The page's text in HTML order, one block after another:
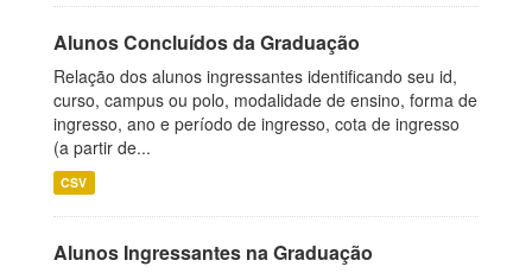
Alunos Concluídos da Graduação
Relação dos alunos ingressantes identificando seu id,
curso, campus ou polo, modalidade de ensino, forma de
ingresso, ano e período de ingresso, cota de ingresso
(a partir de...
CSV
Alunos Ingressantes na Graduação